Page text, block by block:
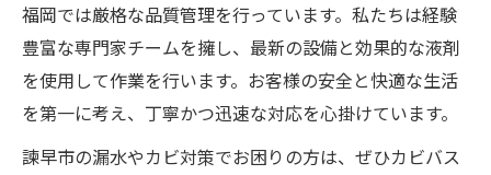
福岡では厳格な品質管理を行っています。私たちは経験
豊富な専門家チームを擁し、最新の設備と効果的な液剤
を使用して作業を行います。お客様の安全と快適な生活
を第一に考え、丁寧かつ迅速な対応を心掛けています。
諫早市の漏水やカビ対策でお困りの方は、ぜひカビバス